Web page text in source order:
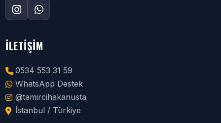
İLETIŞIM
0534 553 31 59
WhatsApp Destek
@tamircihakanusta
İstanbul / Türkiye